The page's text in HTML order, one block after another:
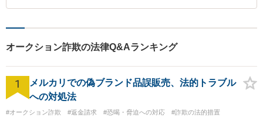
オークション詐欺の法律Q&Aランキング
1
メルカリでの偽ブランド品誤販売、法的トラブル
への対処法
#オークション詐欺 #返金請求 #恐喝・脅迫への対応 #詐欺の法的措置